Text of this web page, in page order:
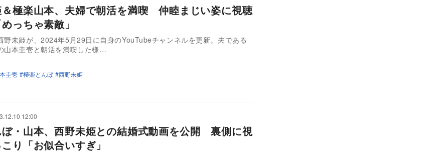
極楽山本、夫婦で朝活を満喫 仲睦まじい姿に視聴
っちゃ素敵」
野未姫が、2024年5月29日に自身のYouTubeチャンネルを更新。夫である
山本圭壱と朝活を満喫した様…
圭壱 極楽とんぼ 西野未姫
12:00
・山本、西野未姫との結婚式動画を公開 裏側に視
り「お似合いすぎ」